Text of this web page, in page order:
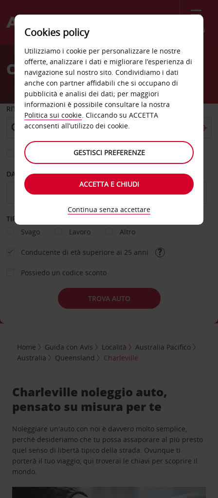
Menù
Welcome
AvisCharleville Noleggio auto
RITIRO DA
Scegli una località di riconsegna diversa
DAL GIORNO AL GIORNO
TIPOLOGIA DI NOLEGGIO
Svago
Lavoro Altro
Conducente di età superiore ai 25 anni
Possiedo un codice sconto
TROVA AUTO
Home Guida con Avis Località
Australia Pacifico
Australia
Queensland Charleville
Charleville noleggio auto,
pensato su misura per te
Noleggiare un'auto con noi è davvero molto semplice,
perché desideriamo che tu possa assaporare al più presto
quel senso di libertà tipico della strada. Ovunque ti
porterà il tuo viaggio, qui troverai le chiavi per scoprire il
mondo.
Cookies policy
Utilizziamo i cookie per personalizzare le nostre
offerte, analizzare i dati e migliorare l’esperienza di
navigazione sul nostro sito. Condividiamo i dati
anche con partner affidabili che si occupano di
pubblicità e analisi dei dati; per maggiori
informazioni è possibile consultare la nostra
Politica sui cookie. Cliccando su ACCETTA
acconsenti all’utilizzo dei cookie.
GESTISCI PREFERENZE
ACCETTA E CHIUDI
Continua senza accettare